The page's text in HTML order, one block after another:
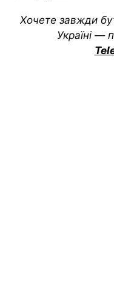
Хочете завжди
Україні —